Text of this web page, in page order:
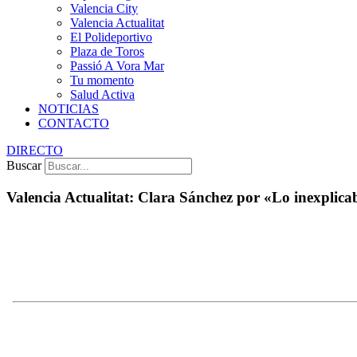
Valencia City
Valencia Actualitat
El Polideportivo
Plaza de Toros
Passió A Vora Mar
Tu momento
Salud Activa
NOTICIAS
CONTACTO
DIRECTO
Buscar
Valencia Actualitat: Clara Sánchez por «Lo